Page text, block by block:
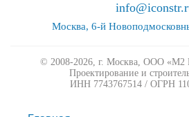
Москва, 6-й
© 2008-2026, г. Москва, ООО «М2
Проектирование и
ИНН 7743767514 / ОГРН